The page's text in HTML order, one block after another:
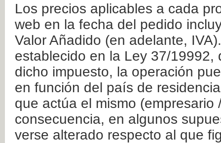
Los precios aplicables a cada
web en la fecha del pedido
Valor Añadido (en adelante,
establecido en la Ley 37/
dicho impuesto, la operación
en función del país de
que actúa el mismo
consecuencia, en algunos
verse alterado respecto al que